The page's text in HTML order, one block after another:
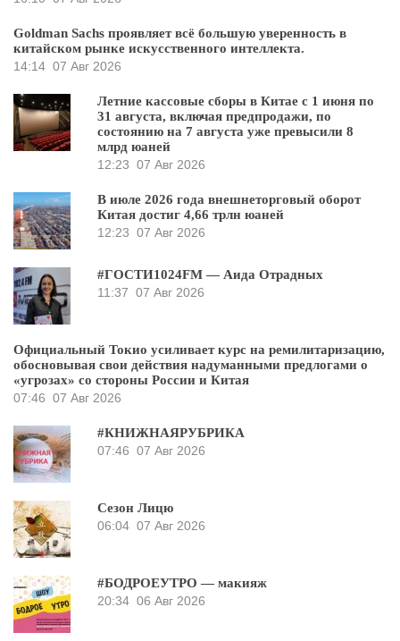
Goldman Sachs проявляет всё большую уверенность в
китайском рынке искусственного интеллекта.
14:14 07 Авг 2026
Летние кассовые сборы в Китае с 1 июня по
31 августа, включая предпродажи, по
состоянию на 7 августа уже превысили 8
млрд юаней
12:23 07 Авг 2026
В июле 2026 года внешнеторговый оборот
Китая достиг 4,66 трлн юаней
12:23 07 Авг 2026
#ГОСТИ1024FM — Аида Отрадных
11:37 07 Авг 2026
Официальный Токио усиливает курс на ремилитаризацию,
обосновывая свои действия надуманными предлогами о
«угрозах» со стороны России и Китая
07:46 07 Авг 2026
#КНИЖНАЯРУБРИКА
07:46 07 Авг 2026
Сезон Лицю
06:04 07 Авг 2026
#БОДРОЕУТРО — макияж
20:34 06 Авг 2026